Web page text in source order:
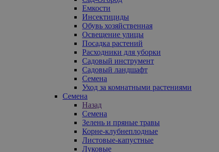
Емкости
Инсектициды
Обувь хозяйственная
Освещение улицы
Посадка растений
Расходники для уборки
Садовый инструмент
Садовый ландшафт
Семена
Уход за комнатными растениями
Семена
Назад
Семена
Зелень и пряные травы
Корне-клубнеплодные
Листовые-капустные
Луковые